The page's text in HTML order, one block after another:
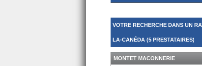
VOTRE RECHERCHE DANS UN
LA-CANÉDA (5 PRESTATAIRES)
MONTET MACONNERIE